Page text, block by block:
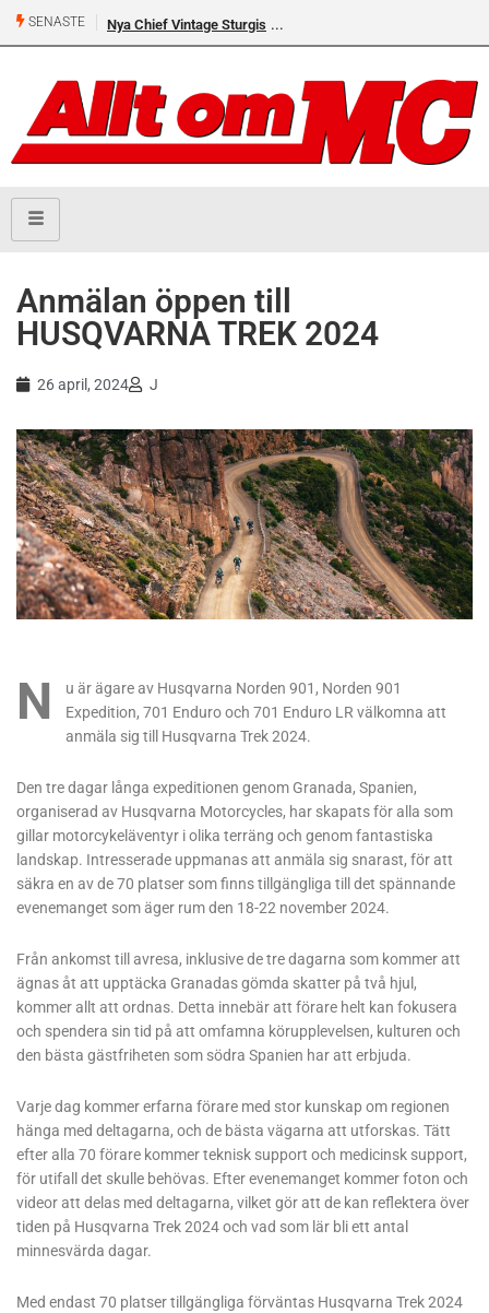
SENASTE Nya Chief Vintage Sturgis
Anmälan öppen till
HUSQVARNA TREK 2024
26 april, 2024 J
N
u är ägare av Husqvarna Norden 901, Norden 901
Expedition, 701 Enduro och 701 Enduro LR välkomna att
anmäla sig till Husqvarna Trek 2024.
Den tre dagar långa expeditionen genom Granada, Spanien,
organiserad av Husqvarna Motorcycles, har skapats för alla som
gillar motorcykeläventyr i olika terräng och genom fantastiska
landskap. Intresserade uppmanas att anmäla sig snarast, för att
säkra en av de 70 platser som finns tillgängliga till det spännande
evenemanget som äger rum den 18-22 november 2024.
Från ankomst till avresa, inklusive de tre dagarna som kommer att
ägnas åt att upptäcka Granadas gömda skatter på två hjul,
kommer allt att ordnas. Detta innebär att förare helt kan fokusera
och spendera sin tid på att omfamna körupplevelsen, kulturen och
den bästa gästfriheten som södra Spanien har att erbjuda.
Varje dag kommer erfarna förare med stor kunskap om regionen
hänga med deltagarna, och de bästa vägarna att utforskas. Tätt
efter alla 70 förare kommer teknisk support och medicinsk support,
för utifall det skulle behövas. Efter evenemanget kommer foton och
videor att delas med deltagarna, vilket gör att de kan reflektera över
tiden på Husqvarna Trek 2024 och vad som lär bli ett antal
minnesvärda dagar.
Med endast 70 platser tillgängliga förväntas Husqvarna Trek 2024